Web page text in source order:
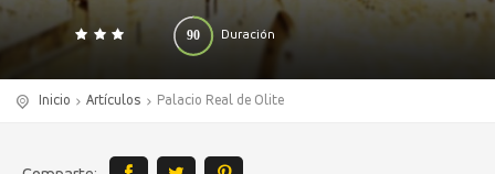
Duración
90
0 140
Inicio Artículos Palacio Real de Olite